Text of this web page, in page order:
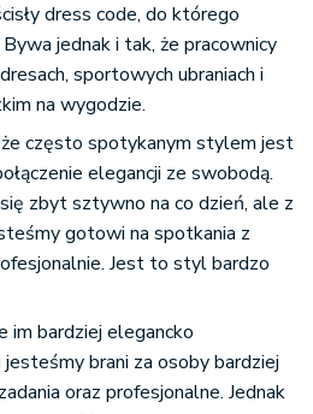
dress code, do którego
jednak i tak, że pracownicy
sportowych ubraniach i
na wygodzie.
że często spotykanym stylem jest
elegancji ze swobodą.
zbyt sztywno na co dzień, ale z
gotowi na spotkania z
Jest to styl bardzo
im bardziej elegancko
brani za osoby bardziej
oraz profesjonalne. Jednak